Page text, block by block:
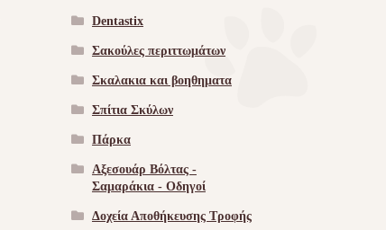
Dentastix
Σακούλες περιττωμάτων
Σκαλακια και βοηθηματα
Σπίτια Σκύλων
Πάρκα
Αξεσουάρ Βόλτας -
Σαμαράκια - Οδηγοί
Δοχεία Αποθήκευσης Τροφής